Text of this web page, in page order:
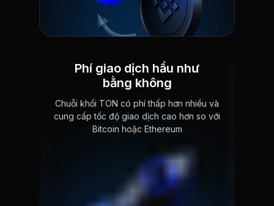
Phí giao dịch hầu như
bằng không
Chuỗi khối TON có phí thấp hơn nhiều và
cung cấp tốc độ giao dịch cao hơn so với
Bitcoin hoặc Ethereum